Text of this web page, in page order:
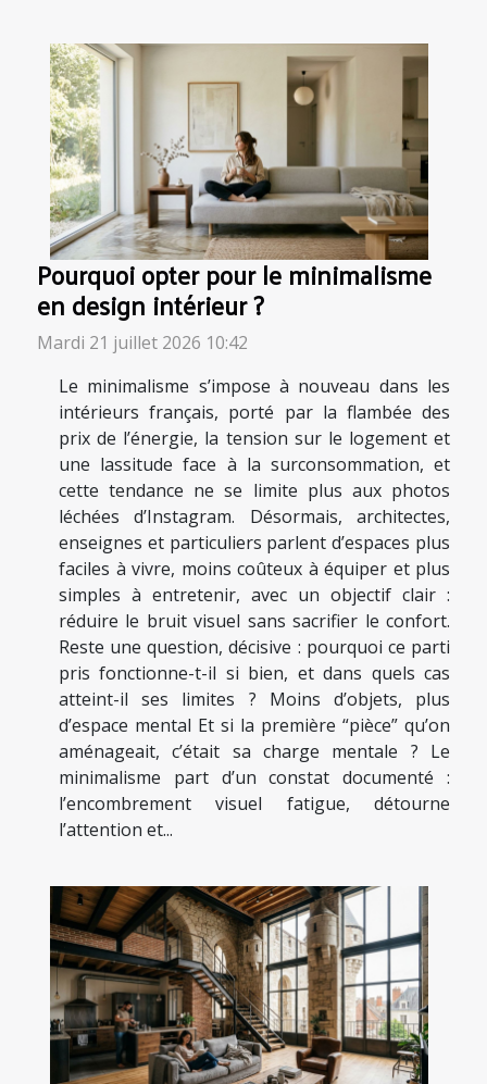
Pourquoi opter pour le minimalisme
en design intérieur ?
Mardi 21 juillet 2026 10:42
Le minimalisme s’impose à nouveau dans les
intérieurs français, porté par la flambée des
prix de l’énergie, la tension sur le logement et
une lassitude face à la surconsommation, et
cette tendance ne se limite plus aux photos
léchées d’Instagram. Désormais, architectes,
enseignes et particuliers parlent d’espaces plus
faciles à vivre, moins coûteux à équiper et plus
simples à entretenir, avec un objectif clair :
réduire le bruit visuel sans sacrifier le confort.
Reste une question, décisive : pourquoi ce parti
pris fonctionne-t-il si bien, et dans quels cas
atteint-il ses limites ? Moins d’objets, plus
d’espace mental Et si la première “pièce” qu’on
aménageait, c’était sa charge mentale ? Le
minimalisme part d’un constat documenté :
l’encombrement visuel fatigue, détourne
l’attention et...